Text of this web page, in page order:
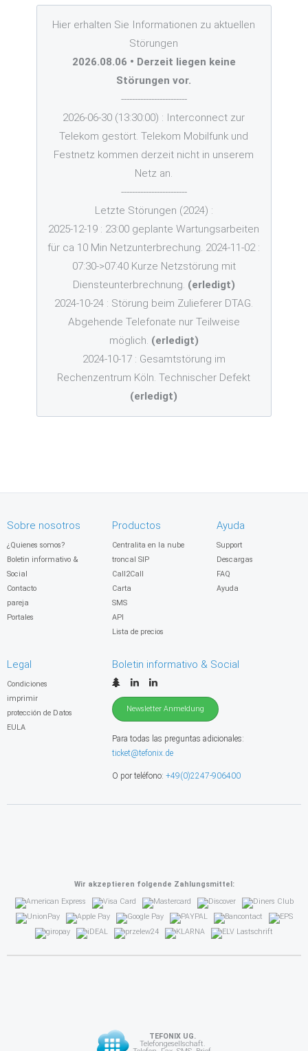
Hier erhalten Sie Informationen zu aktuellen
Störungen
2026.08.06 • Derzeit liegen keine
Störungen vor.
------------------------
2026-06-30 (13:30:00) : Interconnect zur
Telekom gestört. Telekom Mobilfunk und
Festnetz kommen derzeit nicht in unserem
Netz an.
------------------------
Letzte Störungen (2024) :
2025-12-19 : 23:00 geplante Wartungsarbeiten
für ca 10 Min Netzunterbrechung. 2024-11-02 :
07:30->07:40 Kurze Netzstörung mit
Diensteunterbrechnung. (erledigt)
2024-10-24 : Störung beim Zulieferer DTAG.
Abgehende Telefonate nur Teilweise
möglich. (erledigt)
2024-10-17 : Gesamtstörung im
Rechenzentrum Köln. Technischer Defekt
(erledigt)
Sobre nosotros
¿Quienes somos?
Boletin informativo &
Social
Contacto
pareja
Portales
Productos
Centralita en la nube
troncal SIP
Call2Call
Carta
SMS
API
Lista de precios
Ayuda
Support
Descargas
FAQ
Ayuda
Legal
Condiciones
imprimir
protección de Datos
EULA
Boletin informativo & Social
Newsletter Anmeldung
Para todas las preguntas adicionales:
ticket@tefonix.de
O por teléfono: +49(0)2247-906400
Wir akzeptieren folgende Zahlungsmittel:
TEFONIX UG.
Telefongesellschaft.